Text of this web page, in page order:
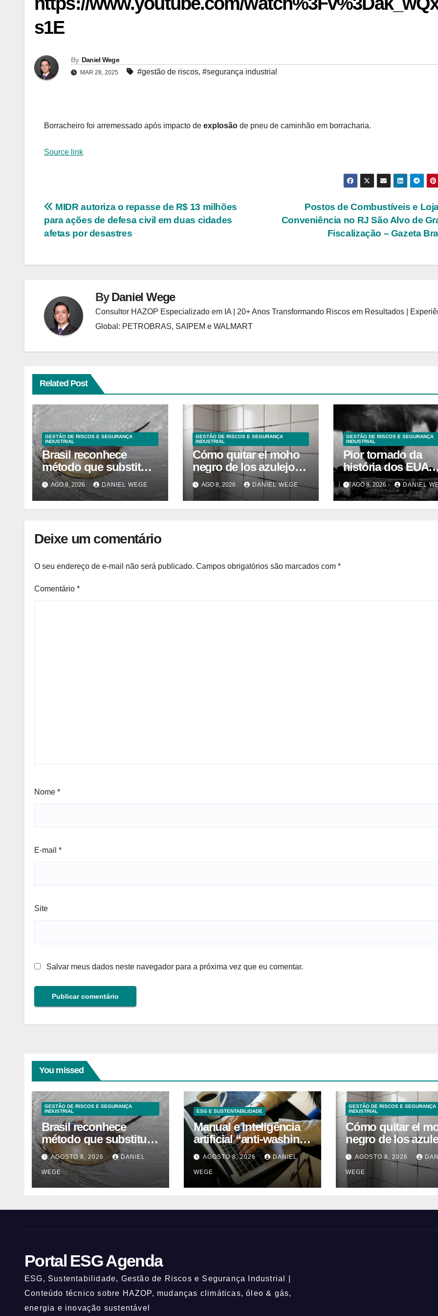
s1E
By Daniel Wege
MAR 28, 2025 #gestão de riscos, #segurança industrial
Borracheiro foi arremessado após impacto de explosão de pneu de caminhão em borracharia.
Source link
Navegação
de
Postos de Combustíveis e
Conveniência no RJ São Alvo de
Fiscalização – Gazeta
MIDR autoriza o repasse de R$ 13 milhões
para ações de defesa civil em duas cidades
afetas por desastres
ByDaniel Wege
Consultor HAZOP Especializado em IA | 20+ Anos Transformando Riscos em Resultados |
Global: PETROBRAS, SAIPEM e WALMART
Related Post
GESTÃO DE RISCOS E SEGURANÇA
INDUSTRIAL
Brasil reconhece
método que substitui
uso de sangue de
caranguejo-ferradura
em testes
AGO 8, 2026 DANIEL WEGE
GESTÃO DE RISCOS E SEGURANÇA
INDUSTRIAL
Cómo quitar el moho
negro de los azulejos
del baño: remedios
caseros efectivos
AGO 8, 2026 DANIEL WEGE
GESTÃO DE RISCOS E SEGURANÇA
INDUSTRIAL
Pior tornado da
história dos EUA
devastou 3
deixou centenas
mortos
AGO 8, 2026 DANIEL
Deixe um comentário
O seu endereço de e-mail não será publicado. Campos obrigatórios são marcados com *
Comentário *
Nome *
E-mail *
Site
Salvar meus dados neste navegador para a próxima vez que eu comentar.
You missed
GESTÃO DE RISCOS E SEGURANÇA
INDUSTRIAL
Brasil reconhece
método que substitui
uso de sangue de
caranguejo-ferradura
em testes
farmacêuticos
AGOSTO 8, 2026 DANIEL
WEGE
ESG E SUSTENTABILIDADE
Manual e inteligência
artificial “anti-washing”
orientam empresas
AGOSTO 8, 2026 DANIEL
WEGE
GESTÃO DE RISCOS E SEGURANÇA
INDUSTRIAL
Cómo quitar el
negro de los
del baño:
caseros efectivos
AGOSTO 8, 2026
WEGE
Portal ESG Agenda
ESG, Sustentabilidade, Gestão de Riscos e Segurança Industrial |
Conteúdo técnico sobre HAZOP, mudanças climáticas, óleo & gás,
energia e inovação sustentável